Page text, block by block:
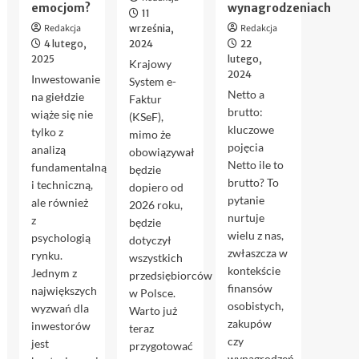
emocjom?
Redakcja
4 lutego,
2025
Inwestowanie
na giełdzie
wiąże się nie
tylko z
analizą
fundamentalną
i techniczną,
ale również
z
psychologią
rynku.
Jednym z
największych
wyzwań dla
inwestorów
jest
11
września,
2024
Krajowy
System e-
Faktur
(KSeF),
mimo że
obowiązywał
będzie
dopiero od
2026 roku,
będzie
dotyczył
wszystkich
przedsiębiorców
w Polsce.
Warto już
teraz
przygotować
wynagrodzeniach
Redakcja
22
lutego,
2024
Netto a
brutto:
kluczowe
pojęcia
Netto ile to
brutto? To
pytanie
nurtuje
wielu z nas,
zwłaszcza w
kontekście
finansów
osobistych,
zakupów
czy